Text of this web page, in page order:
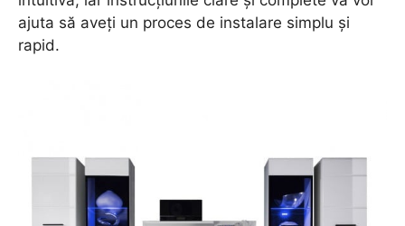
ajuta să aveți un proces de instalare simplu și
rapid.